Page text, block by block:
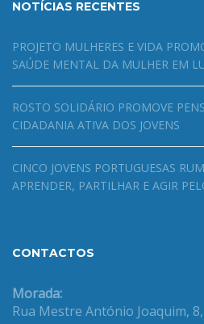
NOTÍCIAS RECENTES
PROJETO MULHERES E VIDA
SAÚDE MENTAL DA MULHER EM
ROSTO SOLIDÁRIO PROMOVE
CIDADANIA ATIVA DOS JOVENS
CINCO JOVENS PORTUGUESAS
APRENDER, PARTILHAR E AGIR
CONTACTOS
Morada:
Rua Mestre António Joaquim, 8,